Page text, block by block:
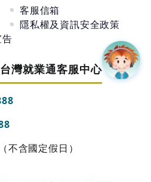
客服信箱
隱私權及資訊安全政策
灣就業通客服中心
不含國定假日）